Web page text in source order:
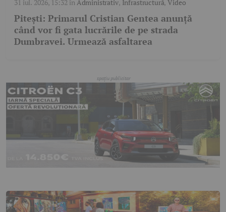
31 iul. 2026, 15:32 în Administrativ, Infrastructură,Video
Pitești: Primarul Cristian Gentea anunță
când vor fi gata lucrările de pe strada
Dumbravei. Urmează asfaltarea